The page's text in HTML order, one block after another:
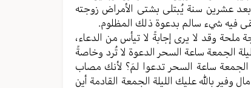
عشرین سنة يُبتلی بشتی الأمراض زوجته
فیه شيء سالم بدعوة ذلك المظلوم.
ملحة وقد لا یری إجابةً لا تیأس من الدعاء،
الجمعة ساعة السحر الدعوة لا تُرد وخاصةً
الجمعة ساعة السحر تدعوا لمَ؟ لأنك مصاب
بالله علیك اللیلة الجمعة القادمة أين